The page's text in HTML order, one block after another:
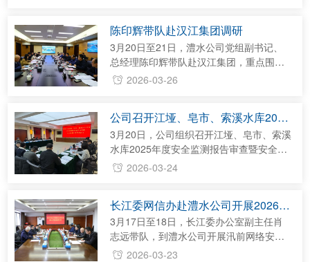
死...
动员、再部署、再压实。公司党组书记、
董事长徐磊主持会议并讲话。公司领导骆
诗栋、李雪辉、郭炳奎、郑静、王俊参加
会议。 徐磊在讲话中指出，长江委党组对
陈印辉带队赴汉江集团调研
3月20日至21日，澧水公司党组副书记、
总经理陈印辉带队赴汉江集团，重点围绕
招标采购、合同管理、组织绩效等工作开
发展。汉江集团党委副书记、总经理张先
华主持交流座谈会，澧水公司党组成员、
副总经理张洪刚，汉江集团党委常委、副
总经理易振清参加交流座谈。 会上，陈印
绍...
2026-03-26
公司召开江垭、皂市、索溪水库2025
年度安全监测报告审查暨安全监测工
作咨询会议
3月20日，公司组织召开江垭、皂市、索溪
水库2025年度安全监测报告审查暨安全监
测工作咨询会，公司党组成员、副总经理
位专家应邀参会。 会议分别听取了关于江
垭、皂市、索溪三座水库2025年度安全监
测报告和《江垭水利枢纽工程安全监测系
统鉴定报告》《皂市水利枢纽工程安全监
2026-03-24
长江委网信办赴澧水公司开展2026年
汛前网络安全检查
3月17日至18日，长江委办公室副主任肖
志远带队，到澧水公司开展汛前网络安全
检查，公司党组书记、董事长徐磊参加检
2026-03-23